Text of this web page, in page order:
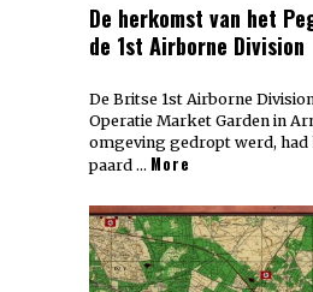
De herkomst van het
de 1st Airborne Division
De Britse 1st Airborne
Operatie Market Garden in
omgeving gedropt werd, had
paard … More